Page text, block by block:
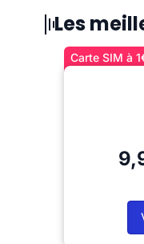
Les
Carte SIM à